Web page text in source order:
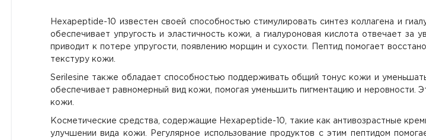
Hexapeptide-10 известен своей способностью стимулировать синтез коллагена и
обеспечивает упругость и эластичность кожи, а гиалуроновая кислота отвечает
приводит к потере упругости, появлению морщин и сухости. Пептид помогает
текстуру кожи.
Serilesine также обладает способностью поддерживать общий тонус кожи и
обеспечивает равномерный вид кожи, помогая уменьшить пигментацию и неровности.
кожи.
Косметические средства, содержащие Hexapeptide-10, такие как антивозрастные
улучшении вида кожи. Регулярное использование продуктов с этим пептидом